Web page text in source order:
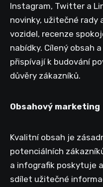
Instagram, Twitter a
novinky, užitečné rady
vozidel, recenze
nabídky. Cílený obsah
přispívají k budování
důvěry zákazníků.
Obsahový marketing
Kvalitní obsah je
potenciálních
a infografik poskytuje
sdílet užitečné